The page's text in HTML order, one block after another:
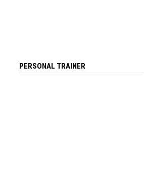
PERSONAL TRAINER